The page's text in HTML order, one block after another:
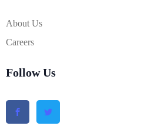
About Us
Careers
Follow Us